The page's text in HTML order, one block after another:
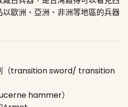
歐洲、亞洲、非洲等地區的兵器
（transition sword/ transition
hammer）